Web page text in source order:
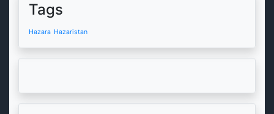
Tags
Hazara Hazaristan